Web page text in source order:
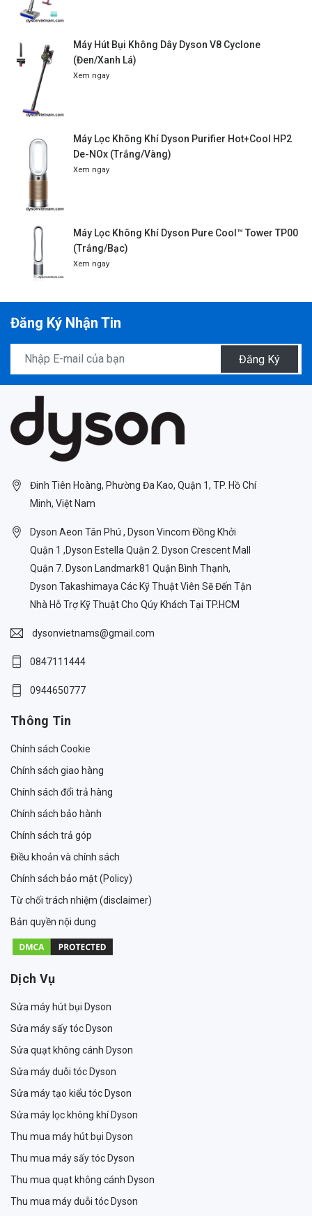
Máy Hút Bụi Không Dây Dyson V8 Cyclone
(Đen/Xanh Lá)
Xem ngay
Máy Lọc Không Khí Dyson Purifier Hot+Cool HP2
De-NOx (Trắng/Vàng)
Xem ngay
Máy Lọc Không Khí Dyson Pure Cool™ Tower TP00
(Trắng/Bạc)
Xem ngay
Đăng Ký Nhận Tin
Đăng Ký
Đinh Tiên Hoàng, Phường Đa Kao, Quận 1, TP. Hồ Chí
Minh, Việt Nam
Dyson Aeon Tân Phú , Dyson Vincom Đồng Khởi
Quận 1 ,Dyson Estella Quận 2. Dyson Crescent Mall
Quận 7. Dyson Landmark81 Quận Bình Thạnh,
Dyson Takashimaya Các Kỹ Thuật Viên Sẽ Đến Tận
Nhà Hỗ Trợ Kỹ Thuật Cho Qúy Khách Tại TP.HCM
dysonvietnams@gmail.com
0847111444
0944650777
Thông Tin
Chính sách Cookie
Chính sách giao hàng
Chính sách đổi trả hàng
Chính sách bảo hành
Chính sách trả góp
Điều khoản và chính sách
Chính sách bảo mật (Policy)
Từ chối trách nhiệm (disclaimer)
Bản quyền nội dung
Dịch Vụ
Sửa máy hút bụi Dyson
Sửa máy sấy tóc Dyson
Sửa quạt không cánh Dyson
Sửa máy duỗi tóc Dyson
Sửa máy tạo kiểu tóc Dyson
Sửa máy lọc không khí Dyson
Thu mua máy hút bụi Dyson
Thu mua máy sấy tóc Dyson
Thu mua quạt không cánh Dyson
Thu mua máy duỗi tóc Dyson